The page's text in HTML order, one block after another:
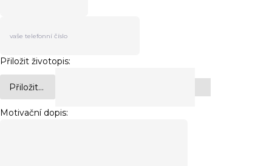
Přiložit životopis:
Přiložit...
Motivační dopis: